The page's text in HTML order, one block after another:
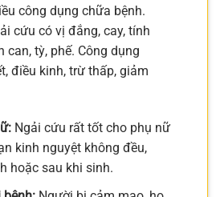
công dụng chữa bệnh.
cứu có vị đắng, cay, tính
can, tỳ, phế. Công dụng
điều kinh, trừ thấp, giảm
Ngải cứu rất tốt cho phụ nữ
kinh nguyệt không đều,
hoặc sau khi sinh.